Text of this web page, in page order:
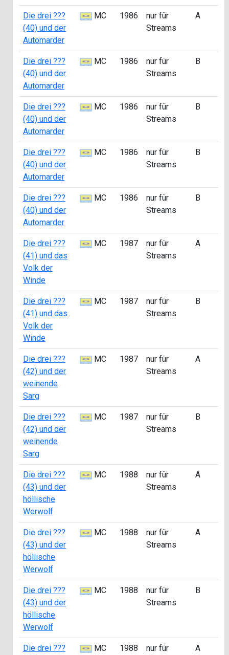
Die drei ???
(40) und der
Automarder
MC 1986
nur für
Streams
A
Die drei ???
(40) und der
Automarder
MC 1986
nur für
Streams
B
Die drei ???
(40) und der
Automarder
MC 1986
nur für
Streams
B
Die drei ???
(40) und der
Automarder
MC 1986
nur für
Streams
B
Die drei ???
(40) und der
Automarder
MC 1986
nur für
Streams
B
Die drei ???
(41) und das
Volk der
Winde
MC 1987
nur für
Streams
A
Die drei ???
(41) und das
Volk der
Winde
MC 1987
nur für
Streams
B
Die drei ???
(42) und der
weinende
Sarg
MC 1987
nur für
Streams
A
Die drei ???
(42) und der
weinende
Sarg
MC 1987
nur für
Streams
B
Die drei ???
(43) und der
höllische
Werwolf
MC 1988
nur für
Streams
A
Die drei ???
(43) und der
höllische
Werwolf
MC 1988
nur für
Streams
A
Die drei ???
(43) und der
höllische
Werwolf
MC 1988
nur für
Streams
B
Die drei ???
MC 1988
nur für
A